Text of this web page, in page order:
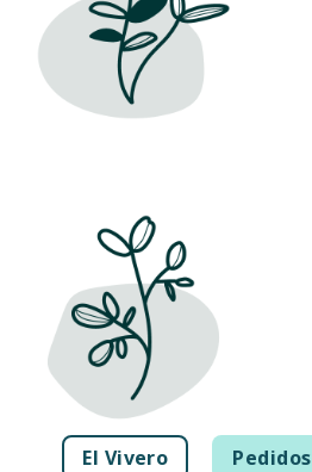
El Vivero Pedidos